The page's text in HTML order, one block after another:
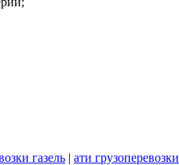
газель | ати